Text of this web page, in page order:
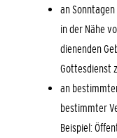
an
in der Nähe
dienenden
Gottesdienst
an
bestimmter
Beispiel: